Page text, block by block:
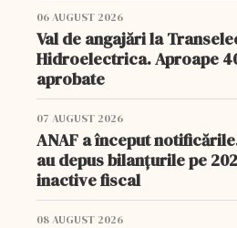
06 AUGUST 2026
Val de angajări la
Hidroelectrica. Aproape
aprobate
07 AUGUST 2026
ANAF a început
au depus bilanțurile pe
inactive fiscal
08 AUGUST 2026